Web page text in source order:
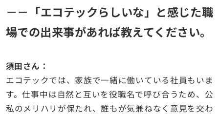
－－「エコテックらしいな」と感じた職
場での出来事があれば教えてください。
須田さん：
エコテックでは、家族で一緒に働いている社員もいま
す。仕事中は自然と互いを役職名で呼び合うため、公
私のメリハリが保たれ、誰もが気兼ねなく意見を交わ